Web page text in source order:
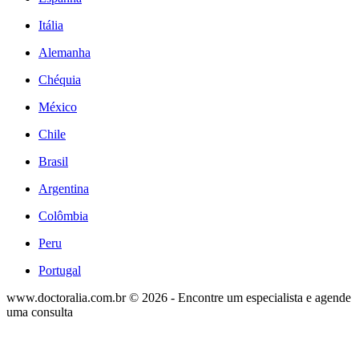
Itália
Alemanha
Chéquia
México
Chile
Brasil
Argentina
Colômbia
Peru
Portugal
www.doctoralia.com.br © 2026 - Encontre um especialista e agende
uma consulta